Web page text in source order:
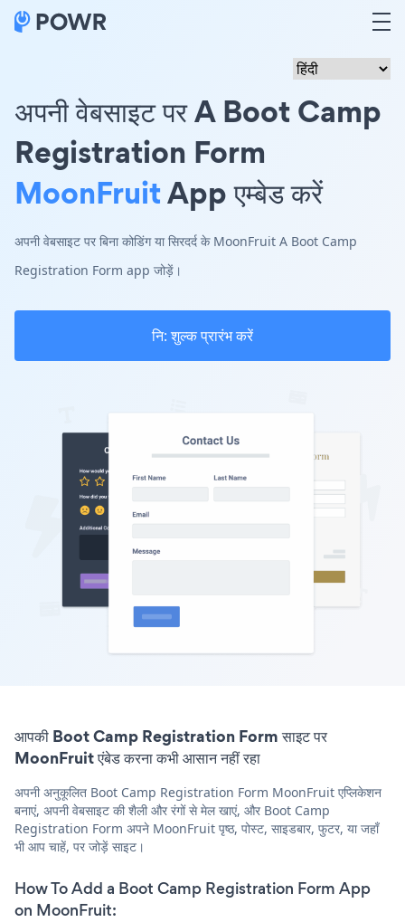
अपनी वेबसाइट पर A Boot Camp
Registration Form
MoonFruitApp एम्बेड करें
अपनी वेबसाइट पर बिना कोडिंग या सिरदर्द के MoonFruit A Boot Camp
Registration Form app जोड़ें।
नि: शुल्क प्रारंभ करें
आपकी Boot Camp Registration Form साइट पर
MoonFruit एंबेड करना कभी आसान नहीं रहा
अपनी अनुकूलित Boot Camp Registration Form MoonFruit एप्लिकेशन
बनाएं, अपनी वेबसाइट की शैली और रंगों से मेल खाएं, और Boot Camp
Registration Form अपने MoonFruit पृष्ठ, पोस्ट, साइडबार, फुटर, या जहाँ
भी आप चाहें, पर जोड़ें साइट।
How To Add a Boot Camp Registration Form App
on MoonFruit: